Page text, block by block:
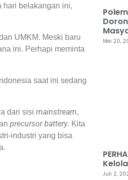
belakangan ini,
UMKM. Meski baru
ini. Perhapi meminta
saat ini sedang
dari sisi mainstream,
precursor battery. Kita
industri yang bisa
Mei 20,
Juli 2,